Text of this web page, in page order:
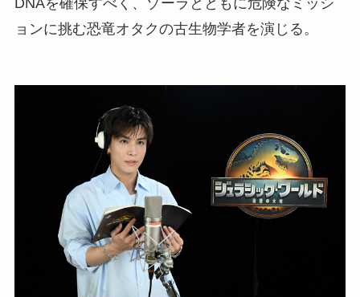
ョンに挑む恐竜オタクの古生物学者を演じる。